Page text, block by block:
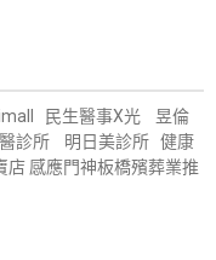
民生醫事X光
昱倫
診所 明日美診所 健康
店 感應門神板橋殯葬業推